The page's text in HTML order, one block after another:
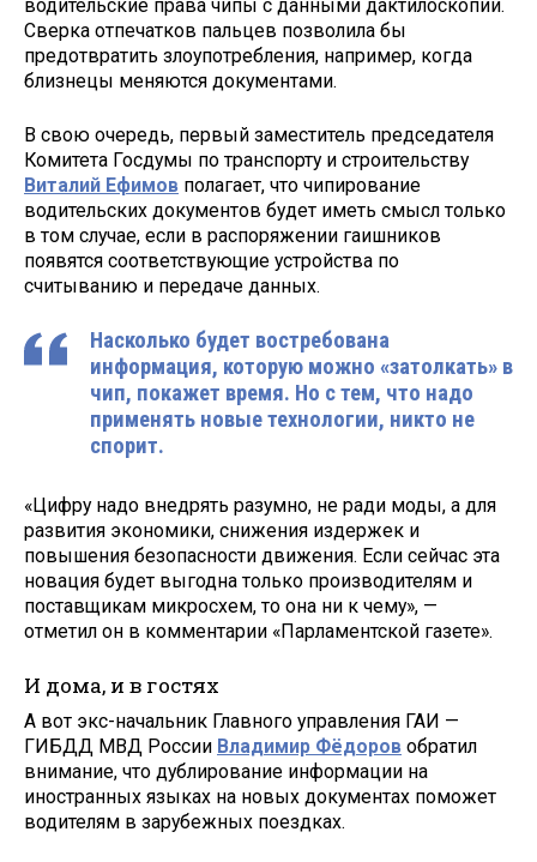
водительские права чипы с данными дактилоскопии.
Сверка отпечатков пальцев позволила бы
предотвратить злоупотребления, например, когда
близнецы меняются документами.
В свою очередь, первый заместитель председателя
Комитета Госдумы по транспорту и строительству
Виталий Ефимов полагает, что чипирование
водительских документов будет иметь смысл только
в том случае, если в распоряжении гаишников
появятся соответствующие устройства по
считыванию и передаче данных.
Насколько будет востребована
информация, которую можно «затолкать» в
чип, покажет время. Но с тем, что надо
применять новые технологии, никто не
спорит.
«Цифру надо внедрять разумно, не ради моды, а для
развития экономики, снижения издержек и
повышения безопасности движения. Если сейчас эта
новация будет выгодна только производителям и
поставщикам микросхем, то она ни к чему», —
отметил он в комментарии «Парламентской газете».
И дома, и в гостях
А вот экс-начальник Главного управления ГАИ —
ГИБДД МВД России Владимир Фёдоров обратил
внимание, что дублирование информации на
иностранных языках на новых документах поможет
водителям в зарубежных поездках.